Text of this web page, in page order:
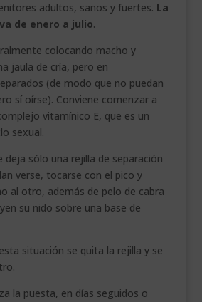
adultos, sanos y fuertes. La
de enero a julio.
colocando macho y
jaula de cría, pero en
(de modo que no puedan
sí oírse). Conviene comenzar a
vitamínico E, que es un
sexual.
deja sólo una rejilla de separación
verse, tocarse con el pico y
al otro, además de pelo de cabra
su nido sobre una base de
situación se quita la rejilla y se
la puesta, en días seguidos o